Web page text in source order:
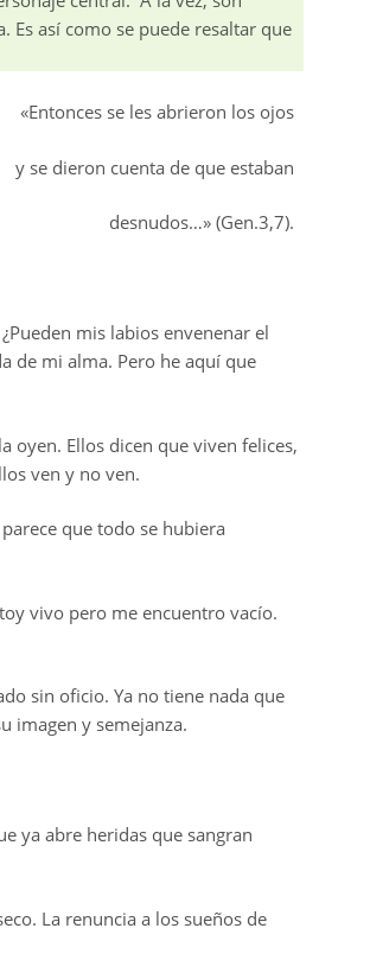
Es así como se puede resaltar que
«Entonces se les abrieron los ojos
y se dieron cuenta de que estaban
desnudos…» (Gen.3,7).
mis labios envenenar el
de mi alma. Pero he aquí que
oyen. Ellos dicen que viven felices,
ven y no ven.
que todo se hubiera
vivo pero me encuentro vacío.
sin oficio. Ya no tiene nada que
imagen y semejanza.
ya abre heridas que sangran
La renuncia a los sueños de